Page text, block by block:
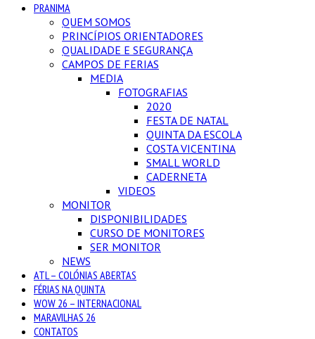
PRANIMA
QUEM SOMOS
PRINCÍPIOS ORIENTADORES
QUALIDADE E SEGURANÇA
CAMPOS DE FERIAS
MEDIA
FOTOGRAFIAS
2020
FESTA DE NATAL
QUINTA DA ESCOLA
COSTA VICENTINA
SMALL WORLD
CADERNETA
VIDEOS
MONITOR
DISPONIBILIDADES
CURSO DE MONITORES
SER MONITOR
NEWS
ATL – COLÓNIAS ABERTAS
FÉRIAS NA QUINTA
WOW 26 – INTERNACIONAL
MARAVILHAS 26
CONTATOS